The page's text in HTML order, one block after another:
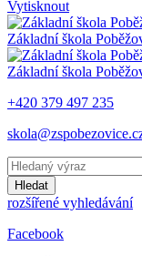
Vytisknout
Základní škola
Základní škola
+420 379 497 235
Hledat
rozšířené vyhledávání
Facebook